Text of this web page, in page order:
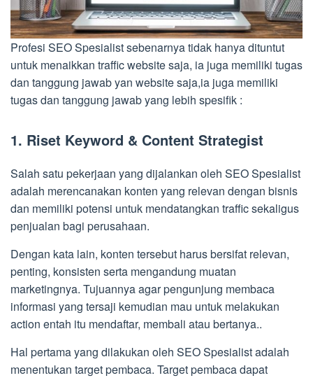
Profesi SEO Spesialist sebenarnya tidak hanya dituntut
untuk menaikkan traffic website saja, ia juga memiliki tugas
dan tanggung jawab yan website saja,ia juga memiliki
tugas dan tanggung jawab yang lebih spesifik :
1. Riset Keyword & Content Strategist
Salah satu pekerjaan yang dijalankan oleh SEO Spesialist
adalah merencanakan konten yang relevan dengan bisnis
dan memiliki potensi untuk mendatangkan traffic sekaligus
penjualan bagi perusahaan.
Dengan kata lain, konten tersebut harus bersifat relevan,
penting, konsisten serta mengandung muatan
marketingnya. Tujuannya agar pengunjung membaca
informasi yang tersaji kemudian mau untuk melakukan
action entah itu mendaftar, membali atau bertanya..
Hal pertama yang dilakukan oleh SEO Spesialist adalah
menentukan target pembaca. Target pembaca dapat